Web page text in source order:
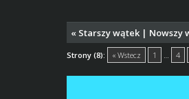
« Starszy wątek | Nowszy
Strony (8): « Wstecz 1 4